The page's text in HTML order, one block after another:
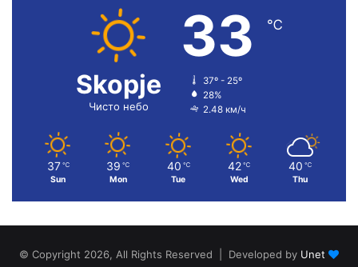
Skopje
Чисто небо
33 ℃
37º - 25º
28%
2.48 км/ч
37 ℃
Sun
39 ℃
Mon
40 ℃
Tue
42 ℃
Wed
40 ℃
Thu
© Copyright 2026, All Rights Reserved | Developed by Unet